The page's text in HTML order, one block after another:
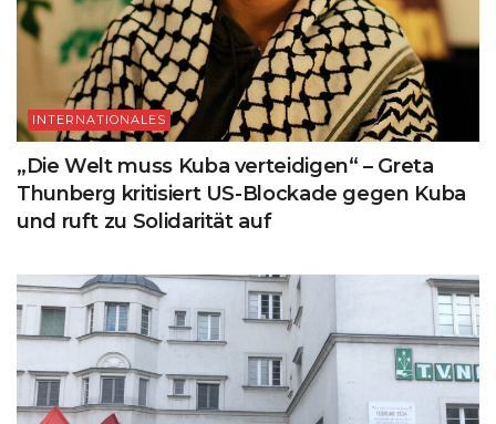
INTERNATIONALES
„Die Welt muss Kuba verteidigen“ – Greta
Thunberg kritisiert US-Blockade gegen Kuba
und ruft zu Solidarität auf